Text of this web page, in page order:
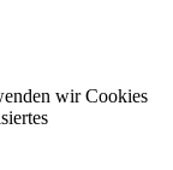
wir Cookies